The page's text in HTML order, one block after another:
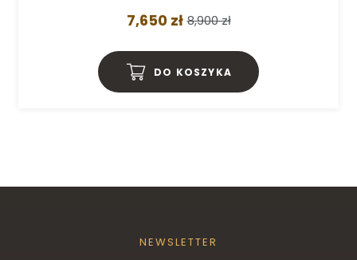
7,650 zł 8,900 zł
DO KOSZYKA
NEWSLETTER